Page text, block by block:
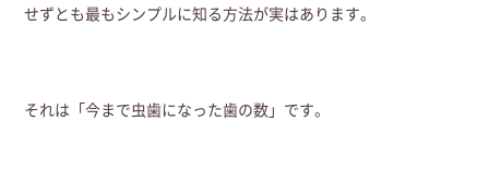
せずとも最もシンプルに知る方法が実はあります。
それは「今まで虫歯になった歯の数」です。